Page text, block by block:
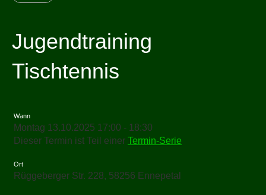
Jugendtraining
Tischtennis
Wann
Montag 13.10.2025 17:00 - 18:30
Dieser Termin ist Teil einer Termin-Serie
Ort
Rüggeberger Str. 228, 58256 Ennepetal